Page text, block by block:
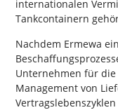
internationalen
Tankcontainern
Nachdem Ermewa
Unternehmen für die
Management von